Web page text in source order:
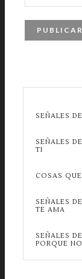
SEÑALES
SEÑALES
TI
COSAS
SEÑALES
TE AMA
SEÑALES
PORQUE